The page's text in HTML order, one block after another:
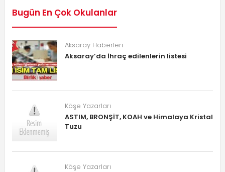
Bugün En Çok Okulanlar
Aksaray Haberleri
Aksaray’da İhraç edilenlerin listesi
Köşe Yazarları
ASTIM, BRONŞİT, KOAH ve Himalaya Kristal
Tuzu
Köşe Yazarları